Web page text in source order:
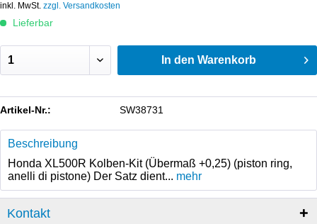
inkl. MwSt. zzgl. Versandkosten
Lieferbar
In den Warenkorb
Artikel-Nr.: SW38731
Beschreibung
Honda XL500R Kolben-Kit (Übermaß +0,25) (piston ring,
anelli di pistone) Der Satz dient... mehr
Kontakt